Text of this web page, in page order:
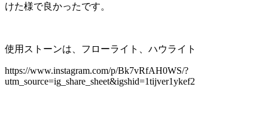
けた様で良かったです。
使用ストーンは、フローライト、ハウライト
https://www.instagram.com/p/Bk7vRfAH0WS/?
utm_source=ig_share_sheet&igshid=1tijver1ykef2